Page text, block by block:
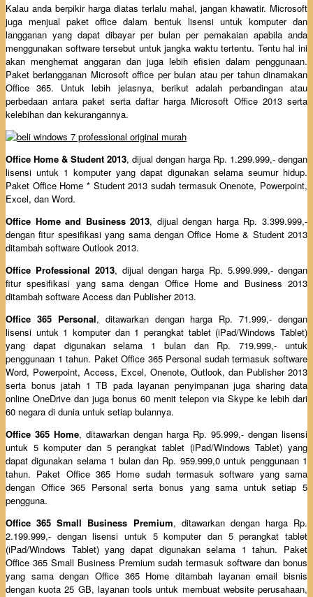
Kalau anda berpikir harga diatas terlalu mahal, jangan khawatir. Microsoft
juga menjual paket office dalam bentuk lisensi untuk komputer dan
langganan yang dapat dibayar per bulan per pemakaian apabila anda
menggunakan software tersebut untuk jangka waktu tertentu. Tentu hal ini
akan menghemat anggaran dan juga lebih efisien dalam penggunaan.
Paket berlangganan Microsoft office per bulan atau per tahun dinamakan
Office 365. Untuk lebih jelasnya, berikut adalah perbandingan atau
perbedaan antara paket serta daftar harga Microsoft Office 2013 serta
kelebihan dan kekurangannya.
Office Home & Student 2013, dijual dengan harga Rp. 1.299.999,- dengan
lisensi untuk 1 komputer yang dapat digunakan selama seumur hidup.
Paket Office Home * Student 2013 sudah termasuk Onenote, Powerpoint,
Excel, dan Word.
Office Home and Business 2013, dijual dengan harga Rp. 3.399.999,-
dengan fitur spesifikasi yang sama dengan Office Home & Student 2013
ditambah software Outlook 2013.
Office Professional 2013, dijual dengan harga Rp. 5.999.999,- dengan
fitur spesifikasi yang sama dengan Office Home and Business 2013
ditambah software Access dan Publisher 2013.
Office 365 Personal, ditawarkan dengan harga Rp. 71.999,- dengan
lisensi untuk 1 komputer dan 1 perangkat tablet (iPad/Windows Tablet)
yang dapat digunakan selama 1 bulan dan Rp. 719.999,- untuk
penggunaan 1 tahun. Paket Office 365 Personal sudah termasuk software
Word, Powerpoint, Access, Excel, Onenote, Outlook, dan Publisher 2013
serta bonus jatah 1 TB pada layanan penyimpanan juga sharing data
online OneDrive dan juga bonus 60 menit telepon via Skype ke lebih dari
60 negara di dunia untuk setiap bulannya.
Office 365 Home, ditawarkan dengan harga Rp. 95.999,- dengan lisensi
untuk 5 komputer dan 5 perangkat tablet (iPad/Windows Tablet) yang
dapat digunakan selama 1 bulan dan Rp. 959.999,0 untuk penggunaan 1
tahun. Paket Office 365 Home sudah termasuk software yang sama
dengan Office 365 Personal serta bonus yang sama untuk setiap 5
pengguna.
Office 365 Small Business Premium, ditawarkan dengan harga Rp.
2.199.999,- dengan lisensi untuk 5 komputer dan 5 perangkat tablet
(iPad/Windows Tablet) yang dapat digunakan selama 1 tahun. Paket
Office 365 Small Business Premium sudah termasuk software dan bonus
yang sama dengan Office 365 Home ditambah layanan email bisnis
dengan kuota 25 GB, layanan tools untuk membuat website perusahaan,